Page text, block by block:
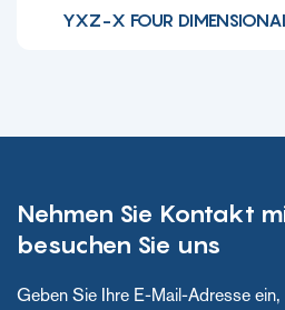
YXZ-X FOUR
Nehmen Sie Kontakt
besuchen Sie uns
Geben Sie Ihre E-Mail-Adresse